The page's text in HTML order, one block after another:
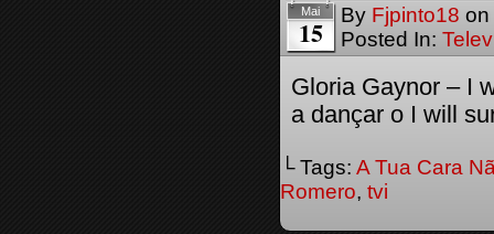
Mai
15 By Fjpinto18 on
Posted In:
Gloria Gaynor – I
a dançar o I will
└ Tags: A Tua Cara
Romero, tvi